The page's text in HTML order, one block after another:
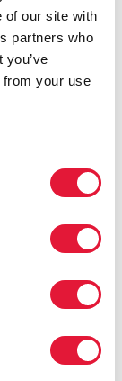
of our site with
partners who
from your use
dont
et
de
et